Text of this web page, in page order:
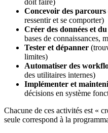
doit faire)
Concevoir des parcours
ressentir et se comporter)
Créer des données et
bases de connaissances,
Tester et dépanner
limites)
Automatiser des
des utilitaires internes)
Implémenter et
décisions en système
Chacune de ces activités est «
seule correspond à la